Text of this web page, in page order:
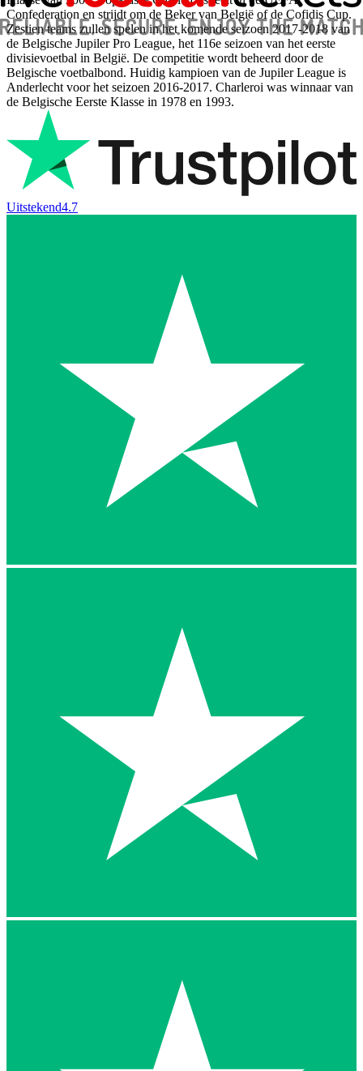
Confederation en strijdt om de Beker van België of de Cofidis Cup.
Zestien teams zullen spelen in het komende seizoen 2017-2018 van
de Belgische Jupiler Pro League, het 116e seizoen van het eerste
divisievoetbal in België. De competitie wordt beheerd door de
Belgische voetbalbond. Huidig ​​kampioen van de Jupiler League is
Anderlecht voor het seizoen 2016-2017. Charleroi was winnaar van
de Belgische Eerste Klasse in 1978 en 1993.
Uitstekend4.7